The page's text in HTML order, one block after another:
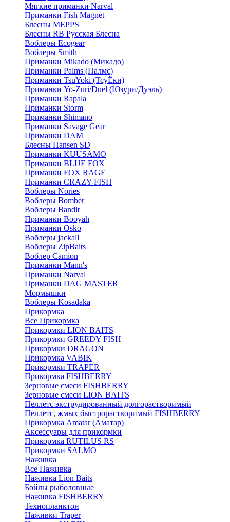
Мягкие приманки Narval
Приманки Fish Magnet
Блесны MEPPS
Блесны RB Русская Блесна
Воблеры Ecogear
Воблеры Smith
Приманки Mikado (Микадо)
Приманки Palms (Палмс)
Приманки TsuYoki (ТсуЁки)
Приманки Yo-Zuri/Duel (Юзури/Дуэль)
Приманки Rapala
Приманки Storm
Приманки Shimano
Приманки Savage Gear
Приманки DAM
Блесны Hansen SD
Приманки KUUSAMO
Приманки BLUE FOX
Приманки FOX RAGE
Приманки CRAZY FISH
Воблеры Nories
Воблеры Bomber
Воблеры Bandit
Приманки Booyah
Приманки Osko
Воблеры jackall
Воблеры ZipBaits
Воблер Camion
Приманки Mann's
Приманки Narval
Приманки DAG MASTER
Мормышки
Воблеры Kosadaka
Прикормка
Все Прикормка
Прикормки LION BAITS
Прикормки GREEDY FISH
Прикормки DRAGON
Прикормка VABIK
Прикормки TRAPER
Прикормка FISHBERRY
Зерновые смеси FISHBERRY
Зерновые смеси LION BAITS
Пеллетс экструдированный долгорастворимый
Пеллетс, жмых быстрорастворимый FISHBERRY
Прикормка Amatar (Аматар)
Аксессуары для прикормки
Прикормка RUTILUS RS
Прикормки SALMO
Наживка
Все Наживка
Наживка Lion Baits
Бойлы рыболовные
Наживка FISHBERRY
Технопланктон
Наживки Traper